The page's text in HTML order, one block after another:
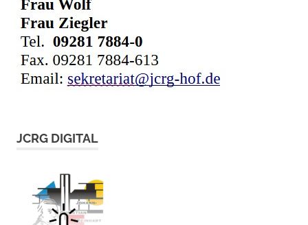
JCRG DIGITAL